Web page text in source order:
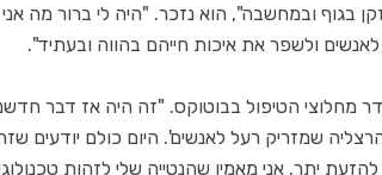
אבל זקן בגוף ובמחשבה", הוא נזכר. "היה לי ברור
ולשפר את איכות חייהם בהווה ובעתיד".
היה ד"ר וידר מחלוצי הטיפול בבוטוקס. "זה היה אז
שמזריק רעל לאנשים'. היום כולם יודעים
יתר. אני מאמין שהנטייה שלי לזהות